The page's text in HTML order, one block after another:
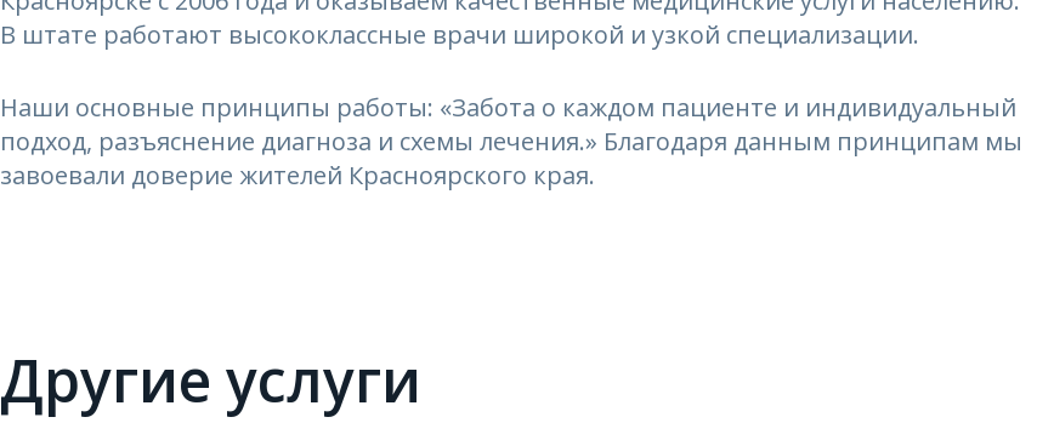
В штате работают высококлассные врачи широкой и узкой специализации.
Наши основные принципы работы: «Забота о каждом пациенте и индивидуальный
подход, разъяснение диагноза и схемы лечения.» Благодаря данным принципам мы
завоевали доверие жителей Красноярского края.
Другие услуги